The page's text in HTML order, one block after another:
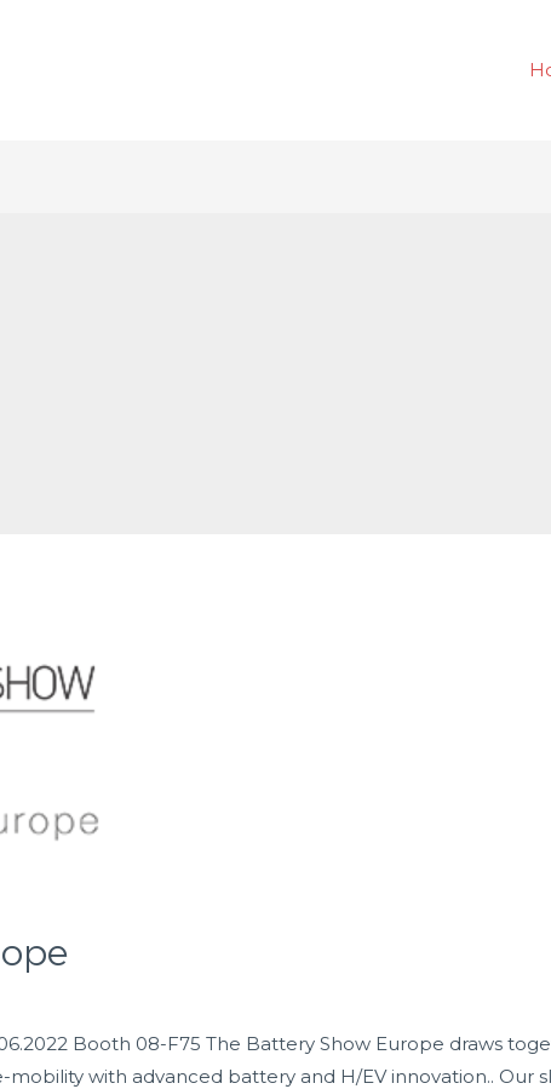
Booth 08-F75 The Battery Show Europe draws
with advanced battery and H/EV innovation.. Our